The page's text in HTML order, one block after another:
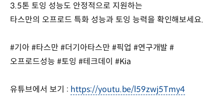
3.5톤 토잉 성능도 안정적으로 지원하는
타스만의 오프로드 특화 성능과 토잉 능력을 확인해보세요.
#기아 #타스만 #더기아타스만 #픽업 #연구개발 #
오프로드성능 #토잉 #테크데이 #Kia
유튜브에서 보기 : https://youtu.be/l59zwj5Tmy4